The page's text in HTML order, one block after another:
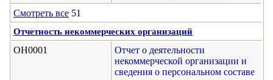
Смотреть все 51
Отчетность некоммерческих организаций
ОН0001
Отчет о деятельности
некоммерческой организации и
сведения о персональном составе